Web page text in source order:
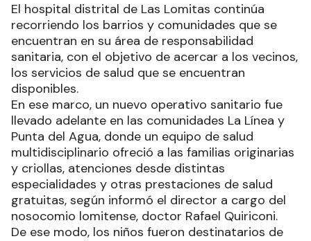
El hospital distrital de Las Lomitas continúa
recorriendo los barrios y comunidades que se
encuentran en su área de responsabilidad
sanitaria, con el objetivo de acercar a los vecinos,
los servicios de salud que se encuentran
disponibles.
En ese marco, un nuevo operativo sanitario fue
llevado adelante en las comunidades La Línea y
Punta del Agua, donde un equipo de salud
multidisciplinario ofreció a las familias originarias
y criollas, atenciones desde distintas
especialidades y otras prestaciones de salud
gratuitas, según informó el director a cargo del
nosocomio lomitense, doctor Rafael Quiriconi.
De ese modo, los niños fueron destinatarios de